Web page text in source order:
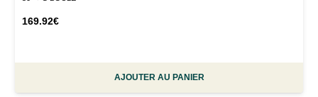
169.92€
AJOUTER AU PANIER